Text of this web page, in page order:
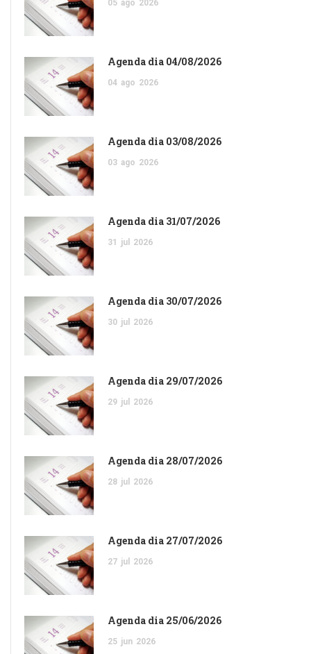
05 ago 2026
Agenda dia 04/08/2026
04 ago 2026
Agenda dia 03/08/2026
03 ago 2026
Agenda dia 31/07/2026
31 jul 2026
Agenda dia 30/07/2026
30 jul 2026
Agenda dia 29/07/2026
29 jul 2026
Agenda dia 28/07/2026
28 jul 2026
Agenda dia 27/07/2026
27 jul 2026
Agenda dia 25/06/2026
25 jun 2026